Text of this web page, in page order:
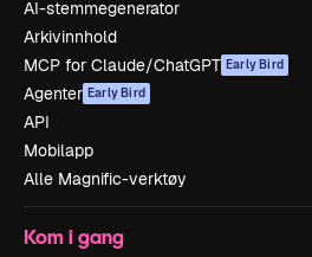
AI-stemmegenerator
Arkivinnhold
MCP for Claude/ChatGPT Early Bird
Agenter Early Bird
API
Mobilapp
Alle Magnific-verktøy
Kom i gang